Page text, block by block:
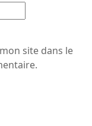
site dans le